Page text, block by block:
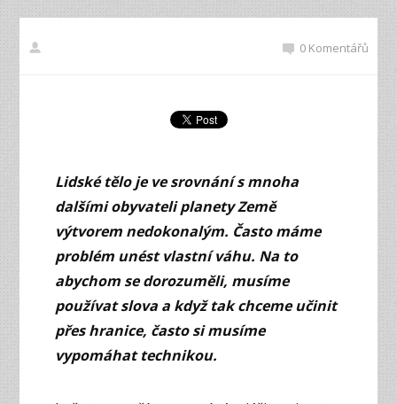
0 Komentářů
Lidské tělo je ve srovnání s mnoha
dalšími obyvateli planety Země
výtvorem nedokonalým. Často máme
problém unést vlastní váhu. Na to
abychom se dorozuměli, musíme
používat slova a když tak chceme učinit
přes hranice, často si musíme
vypomáhat technikou.